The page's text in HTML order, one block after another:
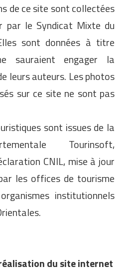
de ce site sont collectées
par le Syndicat Mixte du
sont données à titre
sauraient engager la
leurs auteurs. Les photos
sur ce site ne sont pas
sont issues de la
Tourinsoft,
CNIL, mise à jour
les offices de tourisme
institutionnels
du site internet